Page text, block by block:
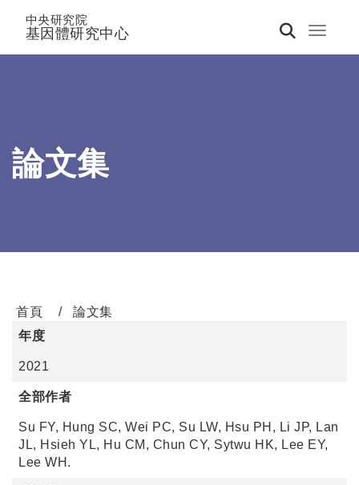
Toggle
中央研究院
基因體研究中心
論文集
首頁
論文集
年度
2021
全部作者
Su FY, Hung SC, Wei PC, Su LW, Hsu PH, Li JP, Lan
JL, Hsieh YL, Hu CM, Chun CY, Sytwu HK, Lee EY,
Lee WH.